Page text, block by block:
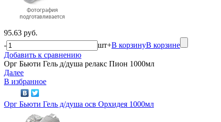
95.63 руб.
-
шт+В корзинуВ корзине
Добавить к сравнению
Орг Бьюти Гель д/душа релакс Пион 1000мл
Далее
В избранное
Орг Бьюти Гель д/душа осв Орхидея 1000мл